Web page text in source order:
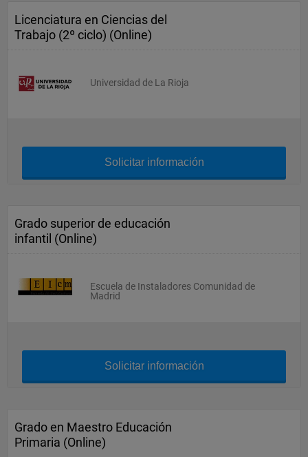
Licenciatura en Ciencias del
Trabajo (2º ciclo) (Online)
Universidad de La Rioja
Solicitar información
Grado superior de educación
infantil (Online)
Escuela de Instaladores Comunidad de
Madrid
Solicitar información
Grado en Maestro Educación
Primaria (Online)